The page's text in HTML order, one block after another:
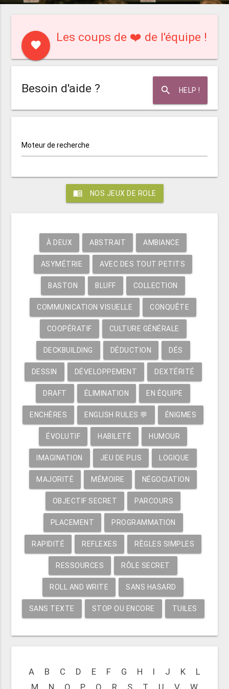
favorite
Les coups de ❤️ de l'équipe !
search HELP !
Besoin d'aide ?
Moteur de recherche
menu_book NOS JEUX DE ROLE
À DEUX ABSTRAIT AMBIANCE
ASYMÉTRIE AVEC DES TOUT PETITS
BASTON BLUFF COLLECTION
COMMUNICATION VISUELLE CONQUÊTE
COOPÉRATIF CULTURE GÉNÉRALE
DECKBUILDING DÉDUCTION DÉS
DESSIN DÉVELOPPEMENT DEXTÉRITÉ
DRAFT ÉLIMINATION EN ÉQUIPE
ENCHÈRES ENGLISH RULES 💬 ÉNIGMES
ÉVOLUTIF HABILETÉ HUMOUR
IMAGINATION JEU DE PLIS LOGIQUE
MAJORITÉ MÉMOIRE NÉGOCIATION
OBJECTIF SECRET PARCOURS
PLACEMENT PROGRAMMATION
RAPIDITÉ REFLEXES RÈGLES SIMPLES
RESSOURCES RÔLE SECRET
ROLL AND WRITE SANS HASARD
SANS TEXTE STOP OU ENCORE TUILES
A B C D E F G H I J K
L